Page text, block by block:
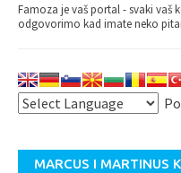
Famoza je vaš portal - svaki vaš
odgovorimo kad imate neko
MARCUS I MARTINUS